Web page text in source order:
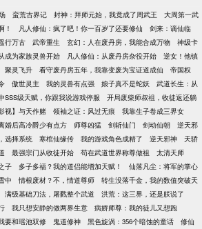
蛮荒古界记 封神：拜师元始，我竟成了周武王
大周第一武
！ 凡人修仙：疯了吧！你一百岁了还要修仙
剑来：谪仙临
行万古 武帝重生 玄幻：人在废丹房，我能合成万物
神级卡
成为家族灵兽开始 凡人修仙：从废丹房杂役开始
逆女！他镇
聚灵飞升 看守废丹房五年，我靠变废为宝证道成仙
帝国权
傲世灵主 我的灵兽有点强 娘子真不是蛇妖
武道长生：从
SSS级天赋，你跟我说游戏停服
开局废柴师叔祖，收徒返还躺
视】与天作赌 领袖之证：风过无痕
我靠生子卷成三界女
婚后高冷爵少有点方 师尊凶猛 剑斩仙门 剑动仙朝
逆天邪
选择系统 寒棺仙缘传 我的游戏角色成精了 逆天邪神
天骄
最强宗门从收徒开始 苟在武道世界称尊做祖
太清天师
子 多子多福？我的道侣能增加天赋！
仙落凡尘：将军的掌心
中 情根废材？不，情道尊师
转生没落千金，我的数值突破天
满级基础刀法，屠戮整个武道
洪荒：这三界，还是朕说了
我只想安静的做两界生意
病娇师尊：我的徒儿又想跑
要和瑶池双修 鬼道修神 黑色旋涡：356个暗蚀的童话 修仙